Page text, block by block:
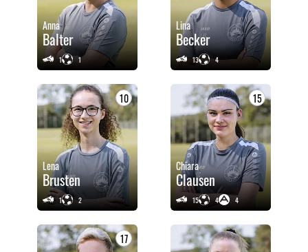
Anna
Balter
1 1
Lina
Becker
13 4
10
Lena
Brusten
1 2
15
Chiara
Clausen
15 4 4
17